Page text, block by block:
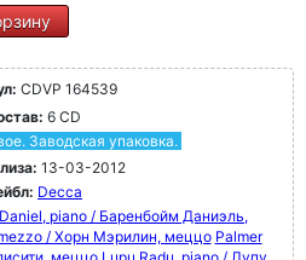
CDVP 164539
6 CD
Заводская упаковка.
13-03-2012
Decca
piano / Баренбойм Даниэль,
/ Хорн Мэрилин, меццо Palmer